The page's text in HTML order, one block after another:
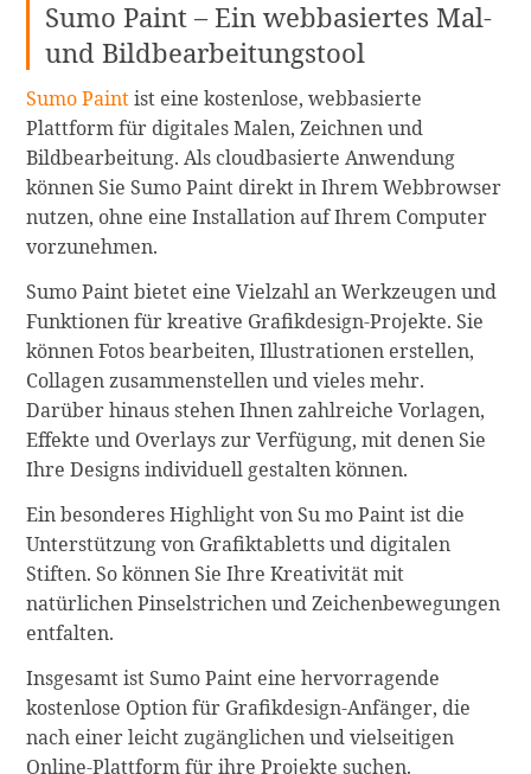
Sumo Paint – Ein webbasiertes Mal-
und Bildbearbeitungstool
Sumo Paintist eine kostenlose, webbasierte
Plattform für digitales Malen, Zeichnen und
Bildbearbeitung. Als cloudbasierte Anwendung
können Sie Sumo Paint direkt in Ihrem Webbrowser
nutzen, ohne eine Installation auf Ihrem Computer
vorzunehmen.
Sumo Paint bietet eine Vielzahl an Werkzeugen und
Funktionen für kreative Grafikdesign-Projekte. Sie
können Fotos bearbeiten, Illustrationen erstellen,
Collagen zusammenstellen und vieles mehr.
Darüber hinaus stehen Ihnen zahlreiche Vorlagen,
Effekte und Overlays zur Verfügung, mit denen Sie
Ihre Designs individuell gestalten können.
Ein besonderes Highlight von Su mo Paint ist die
Unterstützung von Grafiktabletts und digitalen
Stiften. So können Sie Ihre Kreativität mit
natürlichen Pinselstrichen und Zeichenbewegungen
entfalten.
Insgesamt ist Sumo Paint eine hervorragende
kostenlose Option für Grafikdesign-Anfänger, die
nach einer leicht zugänglichen und vielseitigen
Online-Plattform für ihre Projekte suchen.